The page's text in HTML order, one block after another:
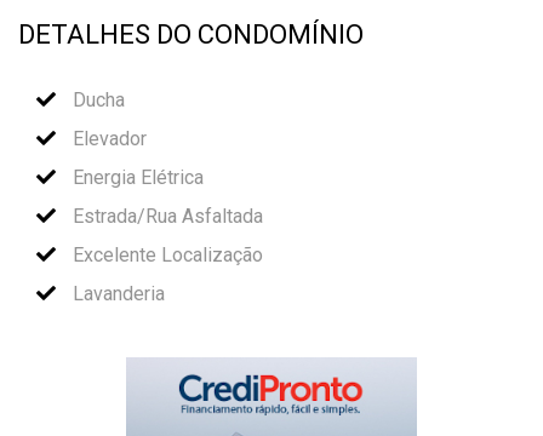
DETALHES DO CONDOMÍNIO
Ducha
Elevador
Energia Elétrica
Estrada/Rua Asfaltada
Excelente Localização
Lavanderia